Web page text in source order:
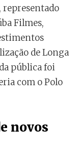
representado
Filmes,
de Longa
pública foi
com o Polo
novos